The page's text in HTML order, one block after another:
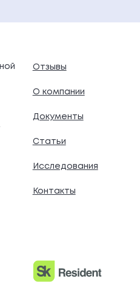
Отзывы
О компании
Документы
Статьи
Исследования
Контакты